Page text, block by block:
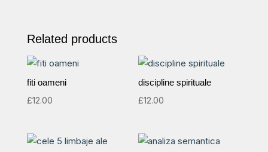
Duhului
Sfânt
Related products
fiti oameni
£12.00
discipline spirituale
£12.00